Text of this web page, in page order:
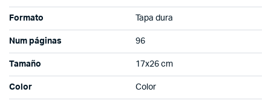
Formato Tapa dura
Num páginas 96
Tamaño 17x26 cm
Color Color